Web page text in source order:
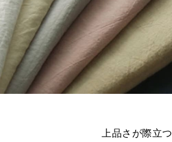
※詳しくはこちら
上品さが際立つ